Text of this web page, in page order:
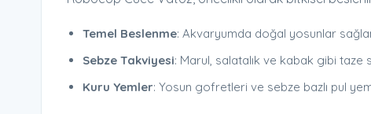
Temel Beslenme: Akvaryumda doğal yosunlar
Sebze Takviyesi: Marul, salatalık ve kabak gibi taze
Kuru Yemler: Yosun gofretleri ve sebze bazlı pul